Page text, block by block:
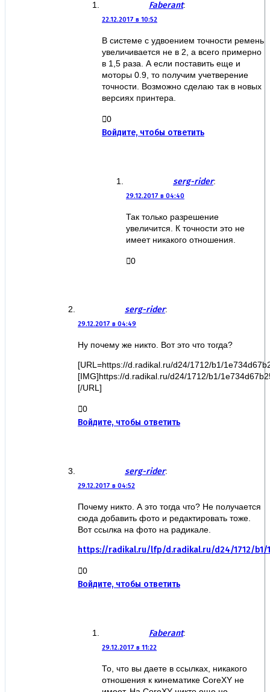
Faberant:
22.12.2017 в 10:52
В системе с удвоением точности ремень
увеличивается не в 2, а всего примерно
в 1,5 раза. А если поставить еще и
моторы 0.9, то получим учетверение
точности. Возможно сделаю так в новых
версиях принтера.
0
Войдите, чтобы ответить
serg-rider:
29.12.2017 в 04:40
Так только разрешение
увеличится. К точности это не
имеет никакого отношения.
0
serg-rider:
29.12.2017 в 04:49
Ну почему же никто. Вот это что тогда?
[URL=https://d.radikal.ru/d24/1712/b1/
[IMG]https://d.radikal.ru/d24/1712/b1/
[/URL]
0
Войдите, чтобы ответить
serg-rider:
29.12.2017 в 04:52
Почему никто. А это тогда что? Не получается
сюда добавить фото и редактировать тоже.
Вот ссылка на фото на радикале.
https://radikal.ru/lfp/d.radikal.ru/d24/1712/b1/
0
Войдите, чтобы ответить
Faberant:
29.12.2017 в 11:22
То, что вы даете в ссылках, никакого
отношения к кинематике CoreXY не